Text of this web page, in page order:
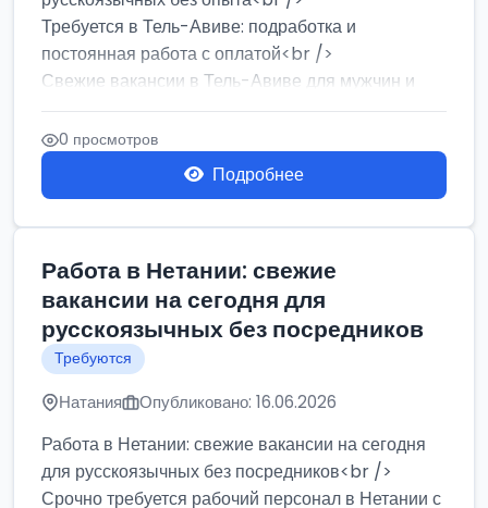
Требуется в Тель-Авиве: подработка и
постоянная работа с оплатой<br />
Свежие вакансии в Тель-Авиве для мужчин и
женщин от хозя...
0 просмотров
Подробнее
Работа в Нетании: свежие
вакансии на сегодня для
русскоязычных без посредников
Требуются
Натания Опубликовано: 16.06.2026
Работа в Нетании: свежие вакансии на сегодня
для русскоязычных без посредников<br />
Срочно требуется рабочий персонал в Нетании с